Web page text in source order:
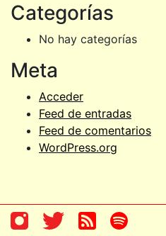
Categorías
No hay categorías
Meta
Acceder
Feed de entradas
Feed de comentarios
WordPress.org